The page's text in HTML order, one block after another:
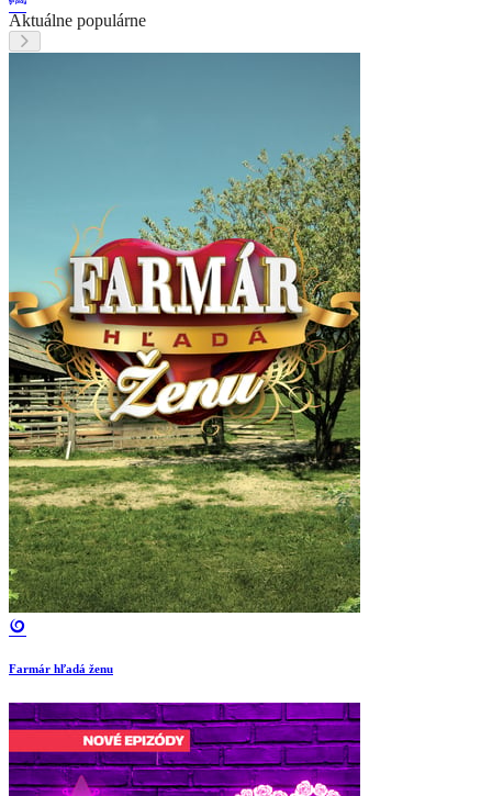
Aktuálne populárne
Farmár hľadá ženu